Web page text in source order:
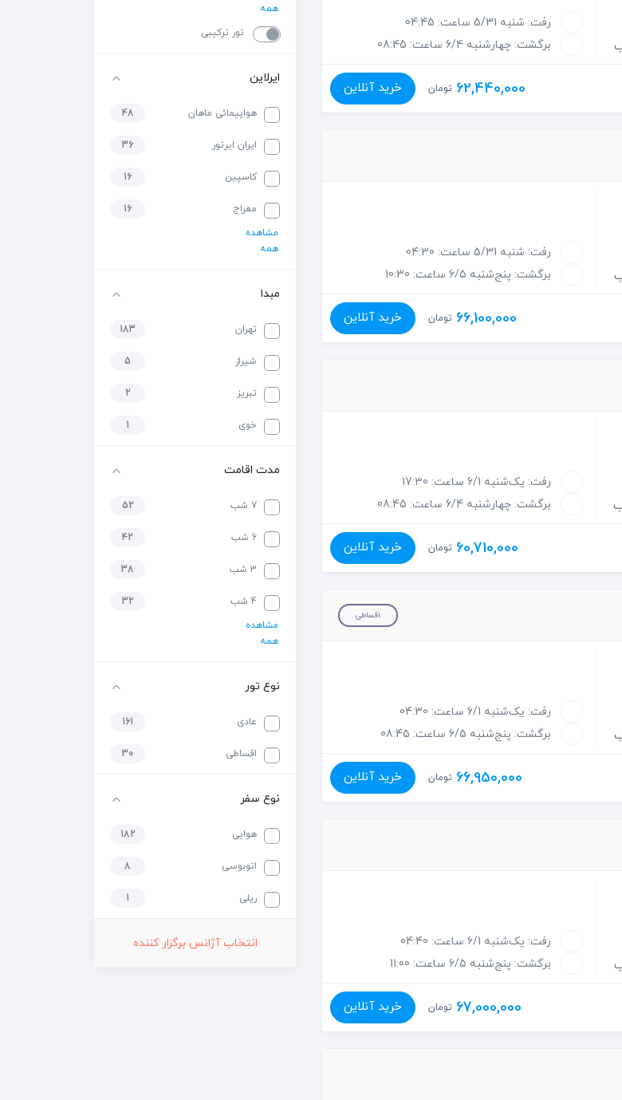
رفت: شنبه 5/31 ساعت: 04:45
برگشت: چهارشنبه 6/4 ساعت: 08:45
62,440,000 تومان خرید آنلاین
رفت: شنبه 5/31 ساعت: 04:30
برگشت: پنج‌شنبه 6/5 ساعت: 10:30
66,100,000 تومان خرید آنلاین
رفت: یک‌شنبه 6/1 ساعت: 17:30
برگشت: چهارشنبه 6/4 ساعت: 08:45
60,710,000 تومان خرید آنلاین
اقساطی
رفت: یک‌شنبه 6/1 ساعت: 04:30
برگشت: پنج‌شنبه 6/5 ساعت: 08:45
66,950,000 تومان خرید آنلاین
رفت: یک‌شنبه 6/1 ساعت: 04:40
برگشت: پنج‌شنبه 6/5 ساعت: 11:00
67,000,000 تومان خرید آنلاین
همه
تور ترکیبی
ایرلاین
هواپیمائی ماهان 48
ایران ایرتور 36
کاسپین 16
معراج
16
مشاهده
همه
مبدا
تهران 183
شیراز 5
تبریز 2
خوی 1
مدت اقامت
7 شب 52
6 شب 42
3 شب 38
4 شب
32
مشاهده
همه
نوع تور
عادی 161
اقساطی 30
نوع سفر
هوایی 182
اتوبوسی 8
ریلی 1
انتخاب آژانس برگزار کننده